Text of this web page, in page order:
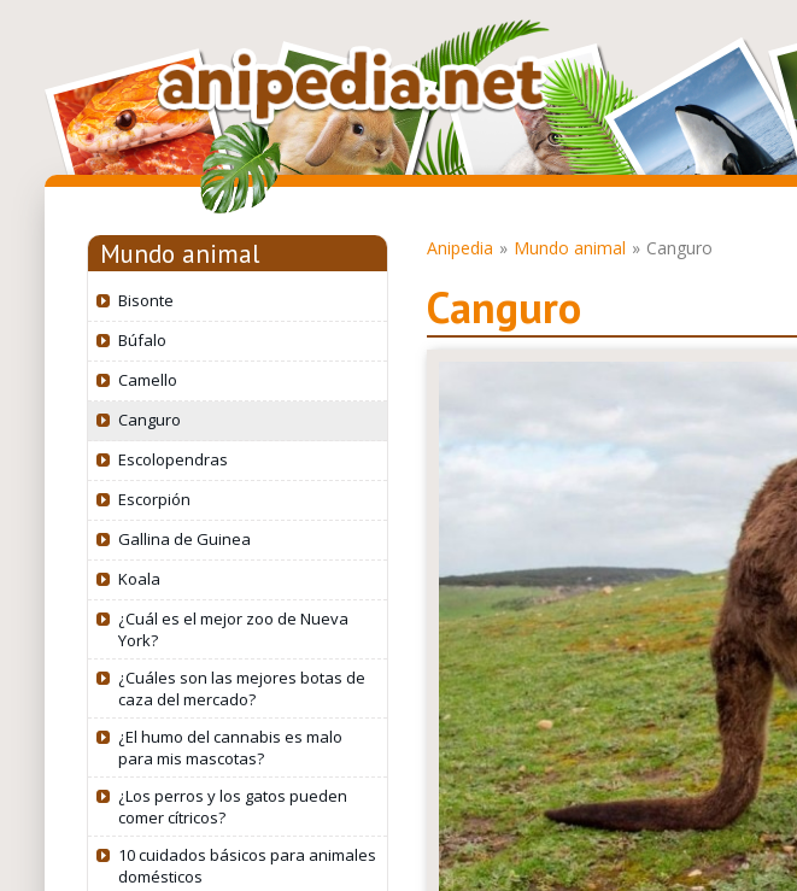
Mundo animal
Bisonte
Búfalo
Camello
Canguro
Escolopendras
Escorpión
Gallina de Guinea
Koala
¿Cuál es el mejor zoo de Nueva
York​?
¿Cuáles son las mejores botas de
caza del mercado?
¿El humo del cannabis es malo
para mis mascotas?
¿Los perros y los gatos pueden
comer cítricos?
10 cuidados básicos para animales
domésticos
Anipedia Mundo animal Canguro
Canguro